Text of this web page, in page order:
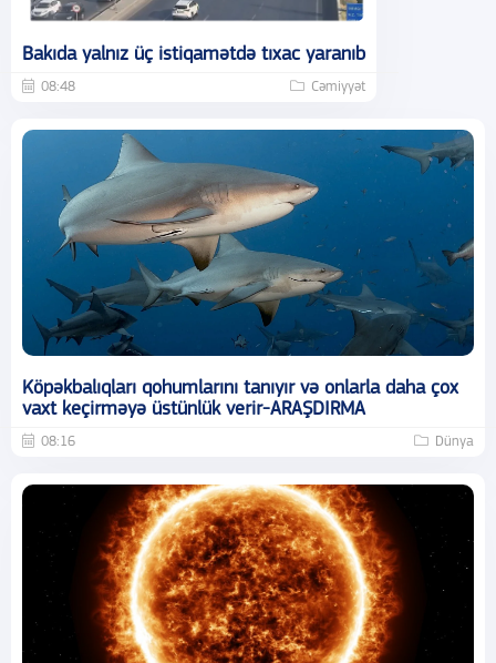
Bakıda yalnız üç istiqamətdə tıxac yaranıb
08:48 Cəmiyyət
Köpəkbalıqları qohumlarını tanıyır və onlarla daha çox
vaxt keçirməyə üstünlük verir-ARAŞDIRMA
08:16 Dünya